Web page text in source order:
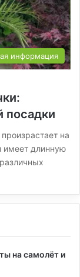
информация
посадки
на
имеет длинную
на самолёт и